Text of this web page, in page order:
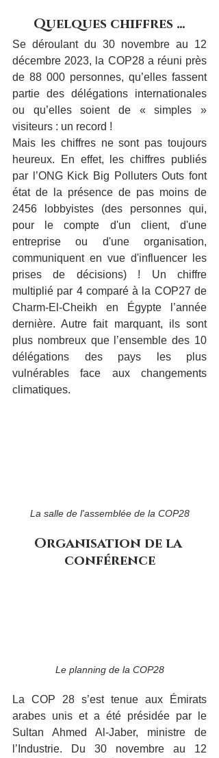
Quelques chiffres …
Se déroulant du 30 novembre au 12
décembre 2023, la COP28 a réuni près
de 88 000 personnes, qu’elles fassent
partie des délégations internationales
ou qu’elles soient de « simples »
visiteurs : un record !
Mais les chiffres ne sont pas toujours
heureux. En effet, les chiffres publiés
par l’ONG Kick Big Polluters Outs font
état de la présence de pas moins de
2456 lobbyistes (des personnes qui,
pour le compte d'un client, d'une
entreprise ou d'une organisation,
communiquent en vue d'influencer les
prises de décisions) ! Un chiffre
multiplié par 4 comparé à la COP27 de
Charm-El-Cheikh en Égypte l’année
dernière. Autre fait marquant, ils sont
plus nombreux que l’ensemble des 10
délégations des pays les plus
vulnérables face aux changements
climatiques.
La salle de l'assemblée de la COP28
Organisation de la
conférence
Le planning de la COP28
La COP 28 s’est tenue aux Émirats
arabes unis et a été présidée par le
Sultan Ahmed Al-Jaber, ministre de
l’Industrie. Du 30 novembre au 12